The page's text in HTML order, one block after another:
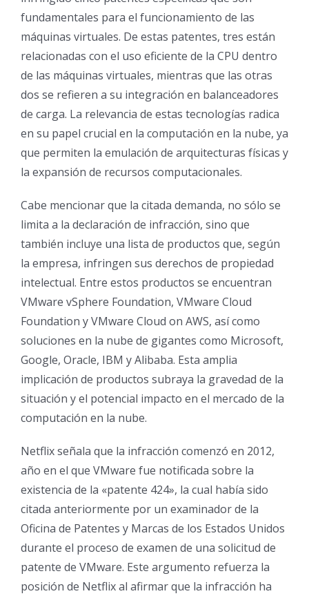
fundamentales para el funcionamiento de las
máquinas virtuales. De estas patentes, tres están
relacionadas con el uso eficiente de la CPU dentro
de las máquinas virtuales, mientras que las otras
dos se refieren a su integración en balanceadores
de carga. La relevancia de estas tecnologías radica
en su papel crucial en la computación en la nube, ya
que permiten la emulación de arquitecturas físicas y
la expansión de recursos computacionales.
Cabe mencionar que la citada demanda, no sólo se
limita a la declaración de infracción, sino que
también incluye una lista de productos que, según
la empresa, infringen sus derechos de propiedad
intelectual. Entre estos productos se encuentran
VMware vSphere Foundation, VMware Cloud
Foundation y VMware Cloud on AWS, así como
soluciones en la nube de gigantes como Microsoft,
Google, Oracle, IBM y Alibaba. Esta amplia
implicación de productos subraya la gravedad de la
situación y el potencial impacto en el mercado de la
computación en la nube.
Netflix señala que la infracción comenzó en 2012,
año en el que VMware fue notificada sobre la
existencia de la «patente 424», la cual había sido
citada anteriormente por un examinador de la
Oficina de Patentes y Marcas de los Estados Unidos
durante el proceso de examen de una solicitud de
patente de VMware. Este argumento refuerza la
posición de Netflix al afirmar que la infracción ha